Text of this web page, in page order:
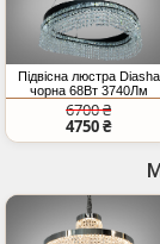
Підвісна люстра Diasha
чорна 68Вт 3740Лм
6700 ₴
4750 ₴